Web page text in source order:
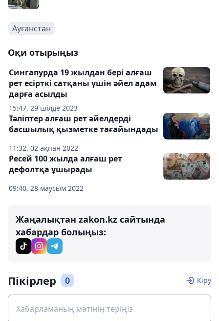
Ауғанстан
Оқи отырыңыз
15:47, 29 шілде 2023
Сингапурда 19 жылдан бері алғаш
рет есірткі сатқаны үшін әйел адам
дарға асылды
11:32, 02 ақпан 2022
Тәліптер алғаш рет әйелдерді
басшылық қызметке тағайындады
09:40, 28 маусым 2022
Ресей 100 жылда алғаш рет
дефолтқа ұшырады
Жаңалықтан zakon.kz сайтында
хабардар болыңыз:
Пікірлер 0 Кіру